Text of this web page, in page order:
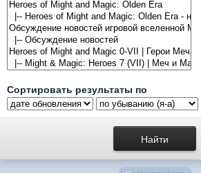
Сортировать результаты по